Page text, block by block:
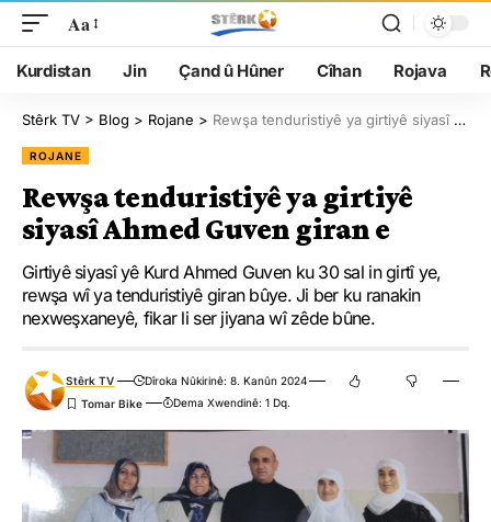
Aa
Kurdistan Jin Çand û Hûner Cîhan Rojava
Stêrk TV > Blog > Rojane > Rewşa tenduristiyê ya girtiyê siyasî Ahmed Guven giran e
ROJANE
Rewşa tenduristiyê ya girtiyê
siyasî Ahmed Guven giran e
Girtiyê siyasî yê Kurd Ahmed Guven ku 30 sal in girtî ye,
rewşa wî ya tenduristiyê giran bûye. Ji ber ku ranakin
nexweşxaneyê, fikar li ser jiyana wî zêde bûne.
Stêrk TV
Dîroka Nûkirinê: 8. Kanûn 2024
Dema Xwendinê: 1 Dq.